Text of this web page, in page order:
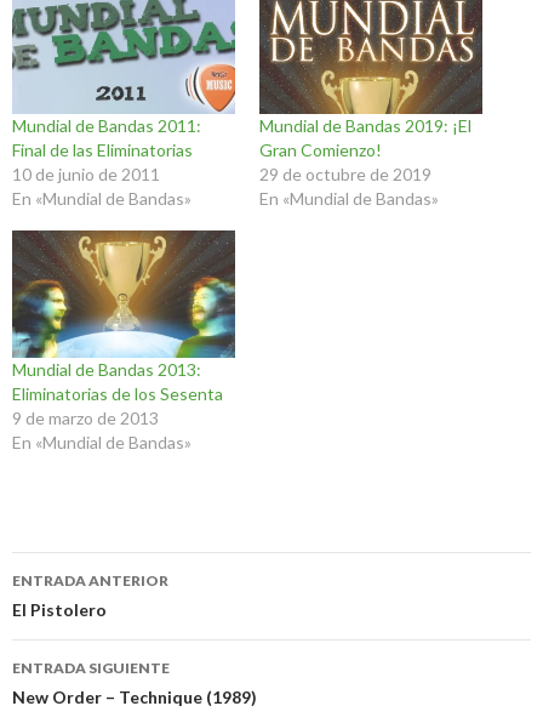
Mundial de Bandas 2011:
Final de las Eliminatorias
10 de junio de 2011
En «Mundial de Bandas»
Mundial de Bandas 2019: ¡El
Gran Comienzo!
29 de octubre de 2019
En «Mundial de Bandas»
Mundial de Bandas 2013:
Eliminatorias de los Sesenta
9 de marzo de 2013
En «Mundial de Bandas»
Navegación
de
entradas
ENTRADA ANTERIOR
El Pistolero
ENTRADA SIGUIENTE
New Order – Technique (1989)